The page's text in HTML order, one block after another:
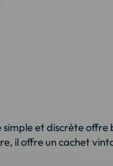
et discrète
offre un cachet